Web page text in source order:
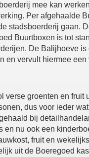
mee kan
Per afgehaalde
stadsboerderij gaan.
Buurtboxen is tot
De Balijhoeve
en vervult hiermee een
verse groenten en fruit
dus voor ieder
bij
en nu ook een
fruit en
uit de Boeregoed